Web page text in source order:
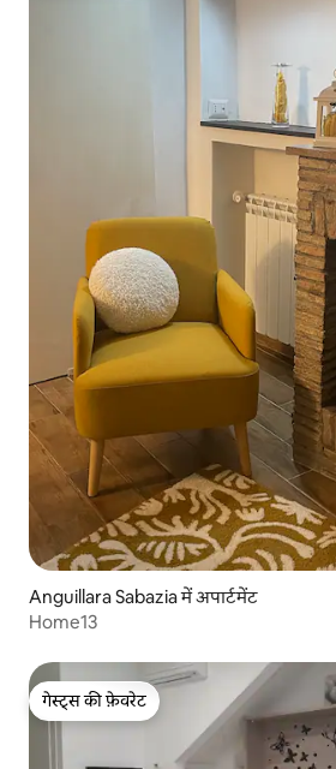
Anguillara Sabazia में अपार्टमेंट
Home13
गेस्ट्स की फ़ेवरेट
गेस्ट्स की फ़ेवरेट